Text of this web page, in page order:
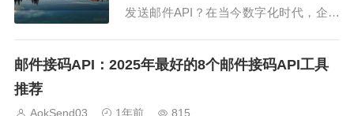
发送邮件API？在当今数字化时代，企业
管理邮件通知、市场营销和客户沟通。使
邮件接码API：2025年最好的8个邮件接码API工具
推荐
AokSend03 1年前 815